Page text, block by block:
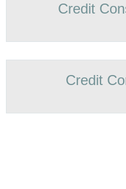
Credit
Credit